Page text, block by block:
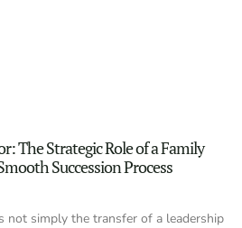
The Strategic Role of a Family
Succession Process
not simply the transfer of a leadership